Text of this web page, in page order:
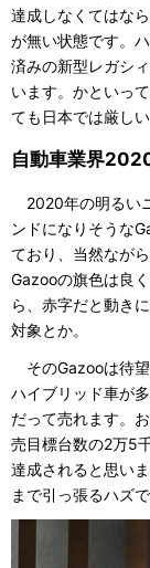
達成しなくてはな
が無い状態です。
済みの新型レガシ
います。かといっ
ても日本では厳しい
自動車業界
2020年の明るい
ンドになりそうな
ており、当然なが
Gazooの旗色は良
ら、赤字だと動き
対象とか。
そのGazooは待
ハイブリッド車が
だって売れます。
売目標台数の2万5
達成されると思い
まで引っ張るハズで